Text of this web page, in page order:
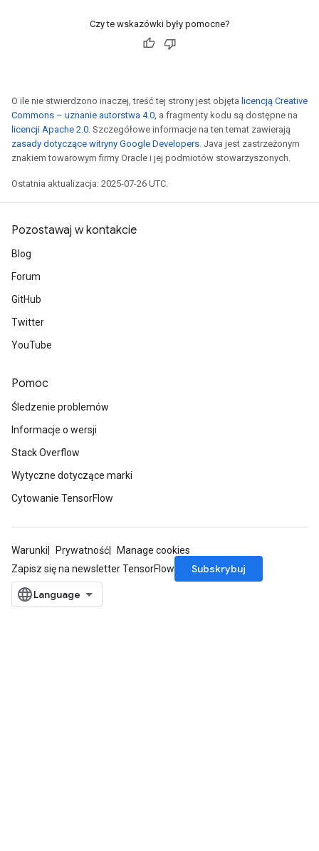
Czy te wskazówki były pomocne?
O ile nie stwierdzono inaczej, treść tej strony jest objęta licencją Creative
Commons – uznanie autorstwa 4.0, a fragmenty kodu są dostępne na
licencji Apache 2.0. Szczegółowe informacje na ten temat zawierają
zasady dotyczące witryny Google Developers. Java jest zastrzeżonym
znakiem towarowym firmy Oracle i jej podmiotów stowarzyszonych.
Ostatnia aktualizacja: 2025-07-26 UTC.
Pozostawaj w kontakcie
Blog
Forum
GitHub
Twitter
YouTube
Pomoc
Śledzenie problemów
Informacje o wersji
Stack Overflow
Wytyczne dotyczące marki
Cytowanie TensorFlow
Warunki Prywatność
Manage cookies
Zapisz się na newsletter TensorFlow
Subskrybuj